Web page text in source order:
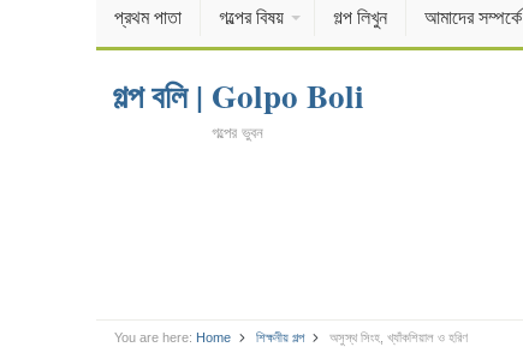
প্রথম পাতা গল্পের বিষয় গল্প লিখুন আমাদের সম্পর্কে
গল্প বলি | Golpo Boli
গল্পের ভুবন
You are here: Home শিক্ষনীয় গল্প অসুস্থ সিংহ, খ্যাঁকশিয়াল ও হরিণ